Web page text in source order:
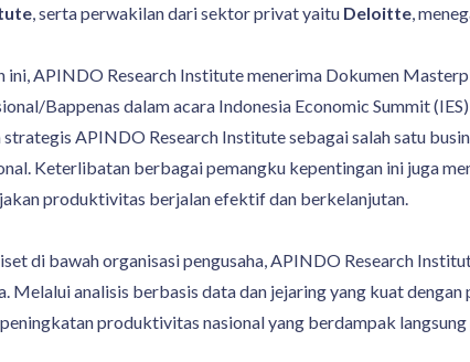
, serta perwakilan dari sektor privat yaitu Deloitte,
ini, APINDO Research Institute menerima Dokumen
Bappenas dalam acara Indonesia Economic Summit
strategis APINDO Research Institute sebagai salah satu
Keterlibatan berbagai pemangku kepentingan ini juga
produktivitas berjalan efektif dan berkelanjutan.
di bawah organisasi pengusaha, APINDO Research
Melalui analisis berbasis data dan jejaring yang kuat
produktivitas nasional yang berdampak